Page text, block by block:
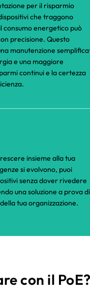
per il risparmio
che traggono
consumo energetico può
precisione. Questo
manutenzione
e una maggiore
continui e la certezza
insieme alla tua
si evolvono, puoi
senza dover rivedere
una soluzione a prova di
tua organizzazione.
con il